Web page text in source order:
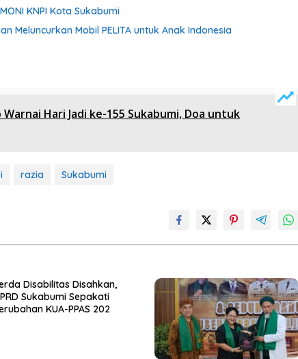
KNPI Kota Sukabumi
Meluncurkan Mobil PELITA untuk Anak Indonesia
Hari Jadi ke-155 Sukabumi, Doa untuk
razia Sukabumi
Disabilitas Disahkan,
Sukabumi Sepakati
KUA-PPAS 202